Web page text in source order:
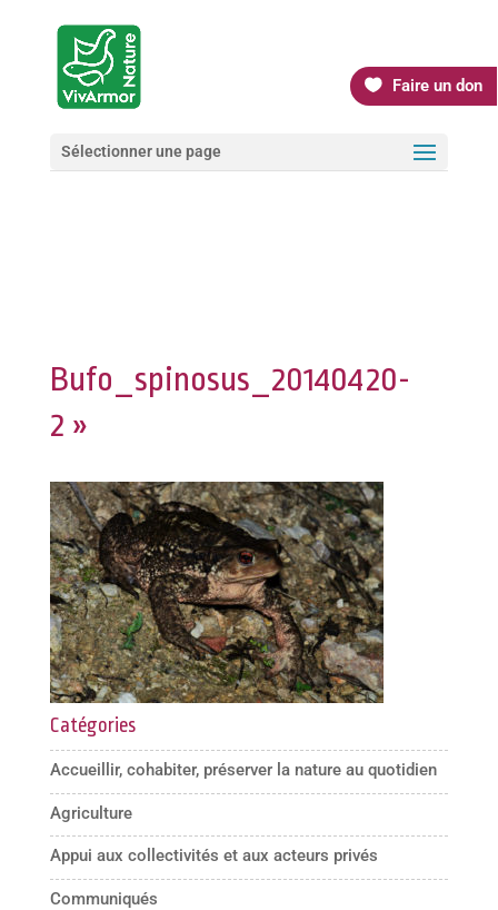
Faire un don
Sélectionner une page
Bufo_spinosus_20140420-
2 »
Catégories
Accueillir, cohabiter, préserver la nature au quotidien
Agriculture
Appui aux collectivités et aux acteurs privés
Communiqués